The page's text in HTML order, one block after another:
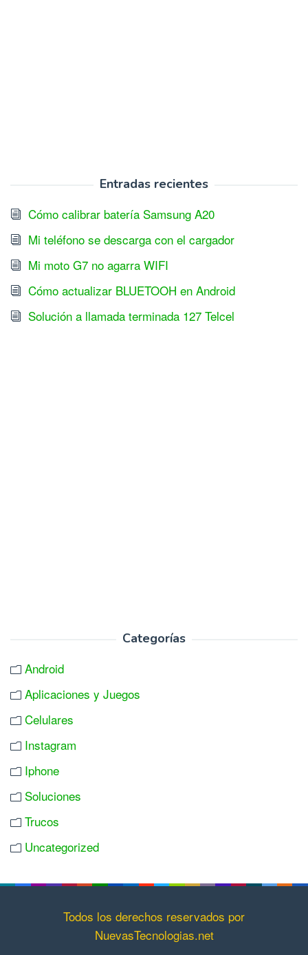
Entradas recientes
Cómo calibrar batería Samsung A20
Mi teléfono se descarga con el cargador
Mi moto G7 no agarra WIFI
Cómo actualizar BLUETOOH en Android
Solución a llamada terminada 127 Telcel
Categorías
Android
Aplicaciones y Juegos
Celulares
Instagram
Iphone
Soluciones
Trucos
Uncategorized
Todos los derechos reservados por
NuevasTecnologias.net